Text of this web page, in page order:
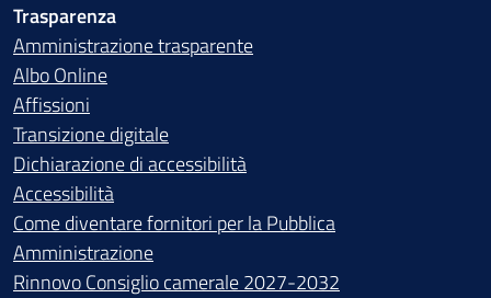
Trasparenza
Amministrazione trasparente
Albo Online
Affissioni
Transizione digitale
Dichiarazione di accessibilità
Accessibilità
Come diventare fornitori per la Pubblica
Amministrazione
Rinnovo Consiglio camerale 2027-2032